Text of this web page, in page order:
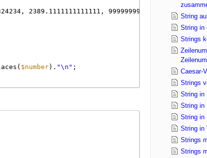
2389.1111111111111, 99999999.2222222222);
$number). "\n" ;
String
String in
Strings
Caesar-
Strings
String in
String in
String in
String in
Strings
Strings